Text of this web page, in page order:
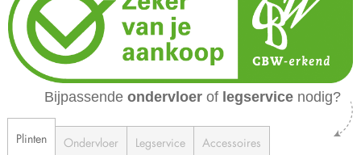
Bijpassende ondervloer of legservice nodig?
Plinten Ondervloer Legservice Accessoires